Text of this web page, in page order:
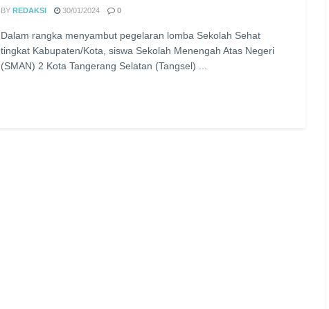
BY REDAKSI 30/01/2024 0
Dalam rangka menyambut pegelaran lomba Sekolah Sehat
tingkat Kabupaten/Kota, siswa Sekolah Menengah Atas Negeri
(SMAN) 2 Kota Tangerang Selatan (Tangsel) ...